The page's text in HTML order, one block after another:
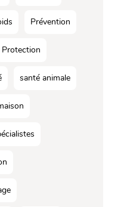
Prévention
Protection
santé animale